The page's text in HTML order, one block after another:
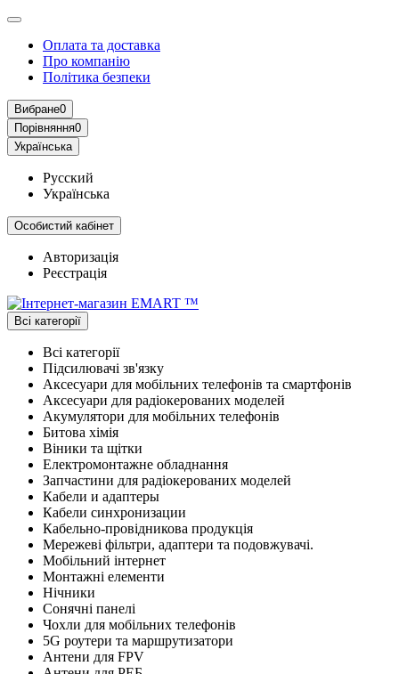
Оплата та доставка
Про компанію
Політика безпеки
Вибране0
Порівняння0
Українська
Русский
Українська
Особистий кабінет
Авторизація
Реєстрація
Всі категорії
Всі категорії
Підсилювачі зв'язку
Аксесуари для мобільних телефонів та смартфонів
Аксесуари для радіокерованих моделей
Акумулятори для мобільних телефонів
Битова хімія
Віники та щітки
Електромонтажне обладнання
Запчастини для радіокерованих моделей
Кабели и адаптеры
Кабели синхронизации
Кабельно-провідникова продукція
Мережеві фільтри, адаптери та подовжувачі.
Мобільний інтернет
Монтажні елементи
Нічники
Сонячні панелі
Чохли для мобільних телефонів
5G роутери та маршрутизатори
Антени для FPV